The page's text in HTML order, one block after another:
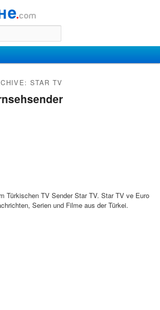
wechseln
STAR TV
Türkischen TV Sender Star TV. Star TV ve Euro
Serien und Filme aus der Türkei.